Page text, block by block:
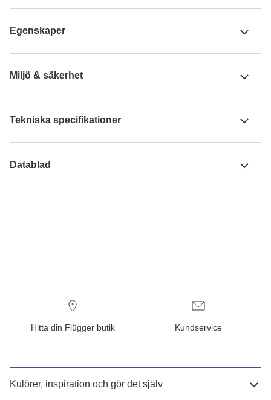
Egenskaper
Miljö & säkerhet
Tekniska specifikationer
Datablad
Hitta din Flügger butik Kundservice
Kulörer, inspiration och gör det själv